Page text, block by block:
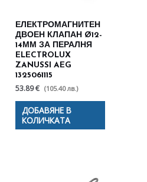
ЕЛЕКТРОМАГНИТЕН
ДВОЕН КЛАПАН Ø12-
14ММ ЗА ПЕРАЛНЯ
ELECTROLUX
ZANUSSI AEG
1325061115
53.89 € (105.40 лв.)
ДОБАВЯНЕ В
КОЛИЧКАТА